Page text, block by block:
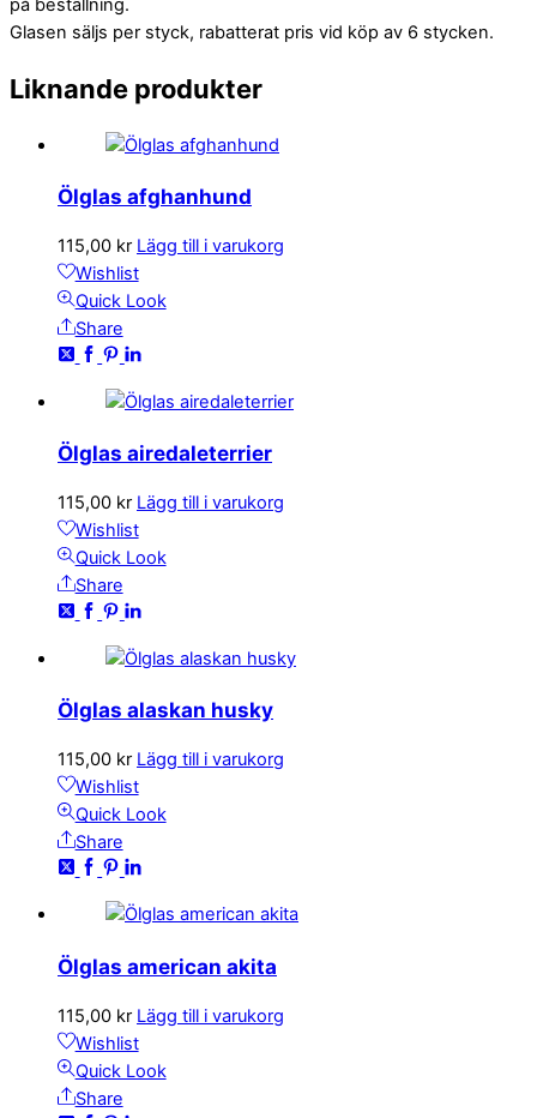
på beställning.
Glasen säljs per styck, rabatterat pris vid köp av 6 stycken.
Liknande produkter
Ölglas afghanhund
115,00 kr Lägg till i varukorg
Wishlist
Quick Look
Share
Ölglas airedaleterrier
115,00 kr Lägg till i varukorg
Wishlist
Quick Look
Share
Ölglas alaskan husky
115,00 kr Lägg till i varukorg
Wishlist
Quick Look
Share
Ölglas american akita
115,00 kr Lägg till i varukorg
Wishlist
Quick Look
Share